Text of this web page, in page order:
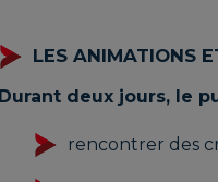
Marlène |
L’ARTISAN
RIBUOT
Nicolas |
LES ANIMATIONS
Durant deux jours, le
rencontrer des